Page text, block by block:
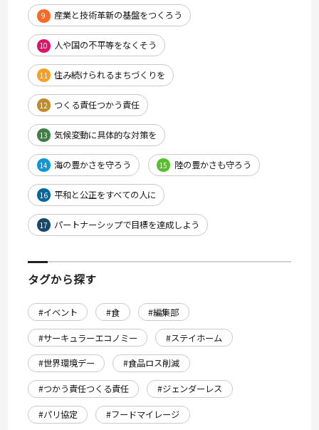
9 産業と技術革新の基盤をつくろう
10 人や国の不平等をなくそう
11 住み続けられるまちづくりを
12 つくる責任つかう責任
13 気候変動に具体的な対策を
14 海の豊かさを守ろう 15 陸の豊かさも守ろう
16 平和と公正をすべての人に
17 パートナーシップで目標を達成しよう
タグから探す
#イベント #食
#編集部
#サーキュラーエコノミー
#ステイホーム
#世界環境デー
#食品ロス削減
#つかう責任つくる責任
#ジェンダーレス
#パリ協定
#フードマイレージ